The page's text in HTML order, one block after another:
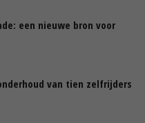
een nieuwe bron voor
van tien zelfrijders